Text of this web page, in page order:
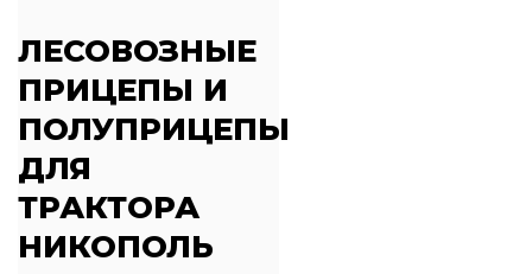
ЛЕСОВОЗНЫЕ
ПРИЦЕПЫ И
ПОЛУПРИЦЕПЫ
ДЛЯ
ТРАКТОРА
НИКОПОЛЬ